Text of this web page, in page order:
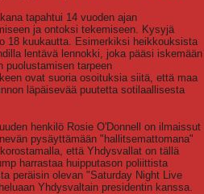
tapahtui 14 vuoden ajan
ja ontoksi tekemiseen. Kysyjä
18 kuukautta. Esimerkiksi heikkouksista
lentävä lennokki, joka pääsi iskemään
puolustamisen tarpeen
ovat suoria osoituksia siitä, että maa
läpäisevää puutetta sotilaallisesta
henkilö Rosie O'Donnell on ilmaissut
pysäyttämään "hallitsemattomana"
että Yhdysvallat on tällä
harrastaa huipputason poliittista
peräisin olevan "Saturday Night Live
Yhdysvaltain presidentin kanssa.